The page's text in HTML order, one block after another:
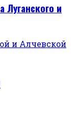
Луганского и
и Алчевской